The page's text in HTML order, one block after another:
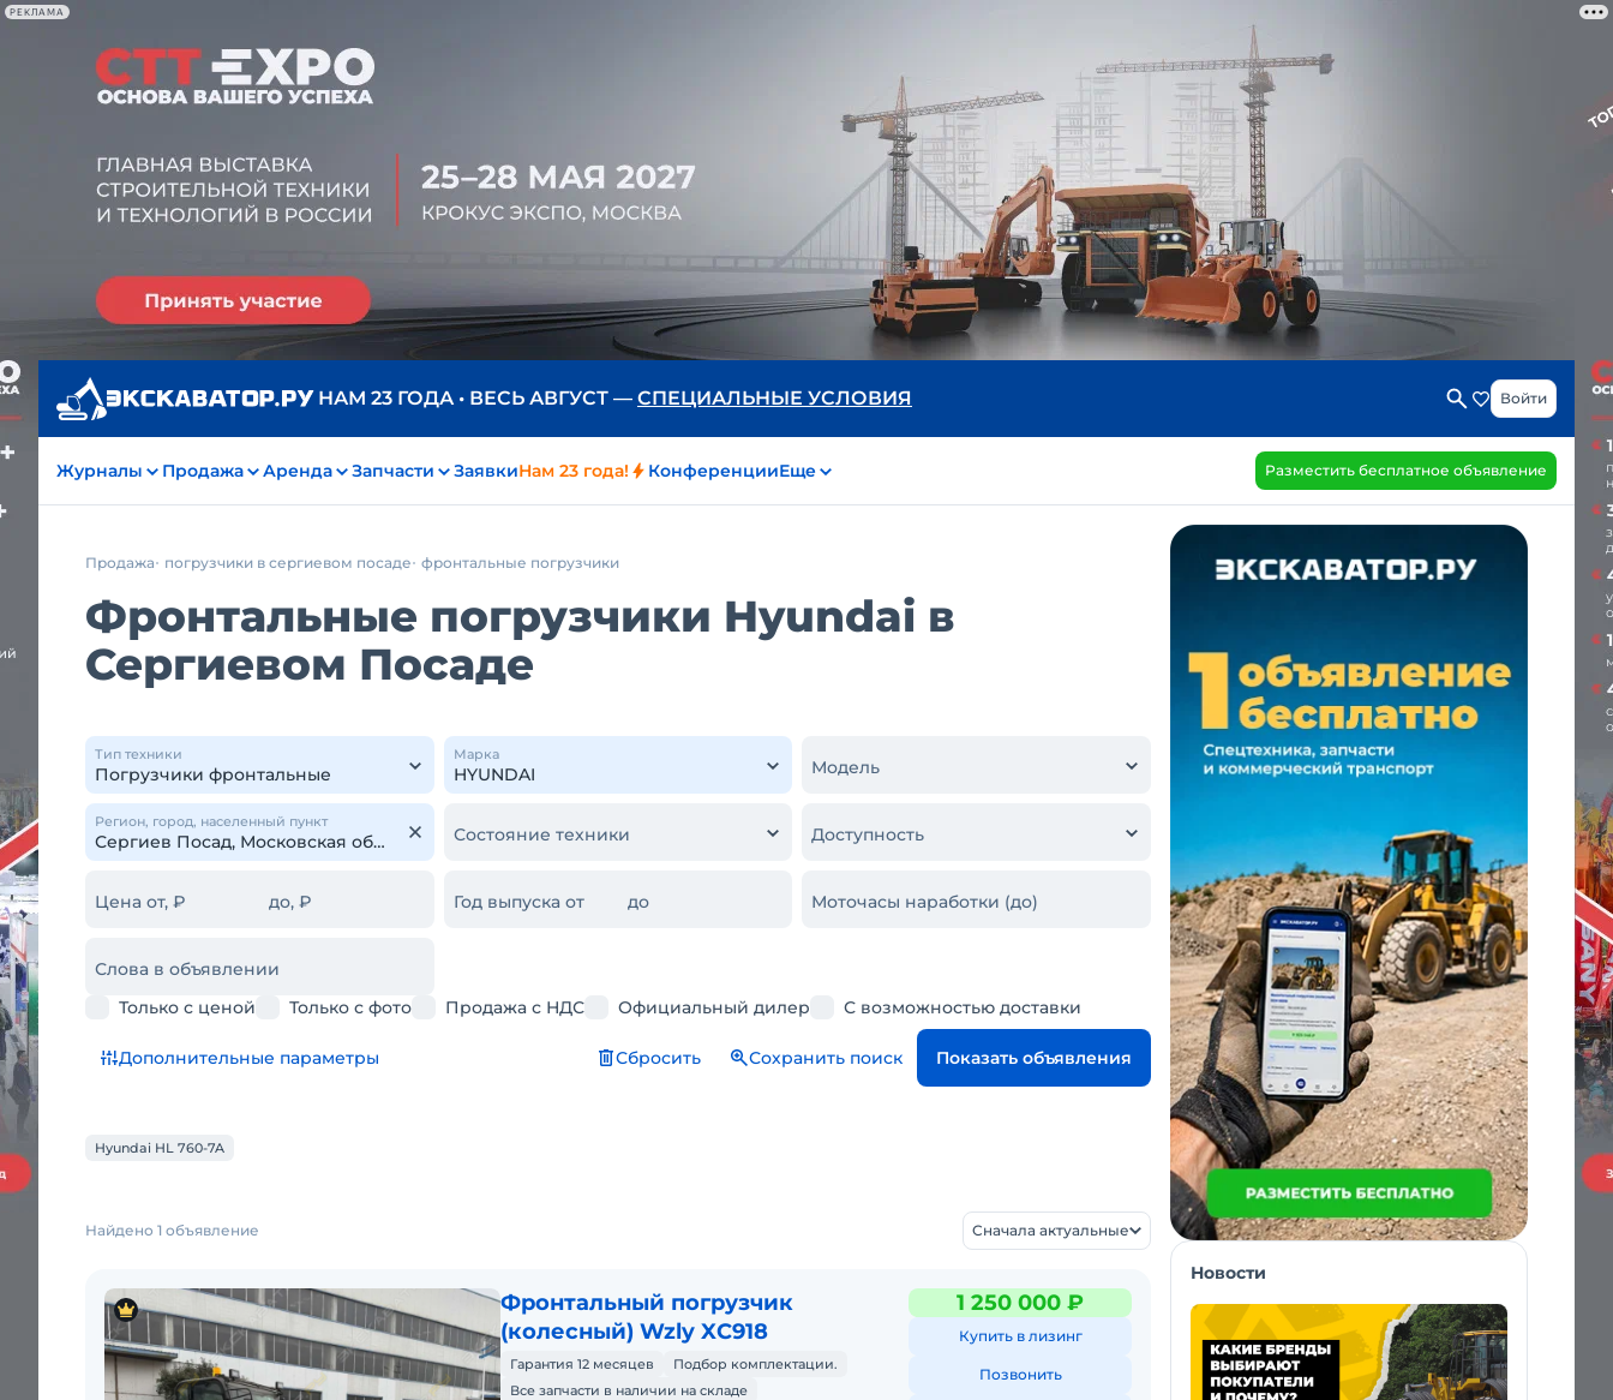
РЕКЛАМА
НАМ 23 ГОДА • ВЕСЬ АВГУСТ — СПЕЦИАЛЬНЫЕ УСЛОВИЯ Войти
Журналы Продажа Аренда Запчасти ЗаявкиНам 23 года! КонференцииЕще Разместить бесплатное объявление
Продажа погрузчики в сергиевом посаде фронтальные погрузчики
Фронтальные погрузчики Hyundai в
Сергиевом Посаде
Тип техники Марка
Модель
Регион, город, населенный пункт
Состояние техники Доступность
Цена от, ₽ до, ₽ Год выпуска от до Моточасы наработки (до)
Слова в объявлении
Только с ценой
Только с фото Продажа с НДС Официальный дилер С возможностью доставки
Дополнительные параметры Сбросить Сохранить поиск Показать объявления
Hyundai HL 760-7A
Найдено 1 объявление Сначала актуальные
Фронтальный погрузчик
(колесный) Wzly XC918
Гарантия 12 месяцев
Подбор комплектации.
Все запчасти в наличии на складе
1 250 000 ₽
Купить в лизинг
Позвонить
Новости